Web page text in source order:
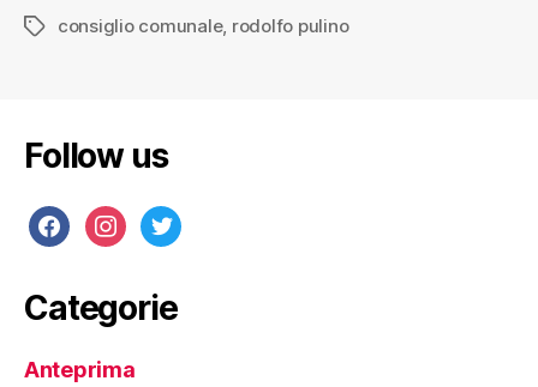
consiglio comunale, rodolfo pulino
Follow us
Categorie
Anteprima